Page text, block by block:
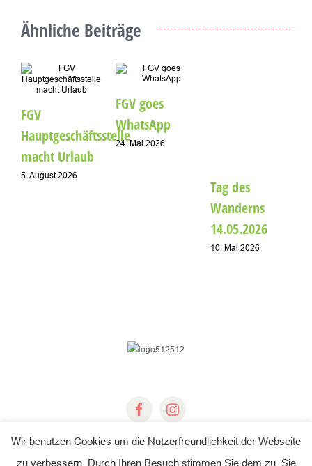
Ähnliche Beiträge
FGV
Hauptgeschäftsstelle
macht Urlaub
5. August 2026
FGV goes
WhatsApp
24. Mai 2026
Tag des
Wanderns
14.05.2026
10. Mai 2026
Wir benutzen Cookies um die Nutzerfreundlichkeit der Webseite
zu verbessern. Durch Ihren Besuch stimmen Sie dem zu. Sie